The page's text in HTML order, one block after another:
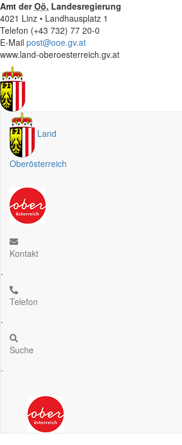
Amt derOö. Landesregierung
4021 Linz • Landhausplatz 1
Telefon (+43 732) 77 20-0
E-Mail post@ooe.gv.at
www.land-oberoesterreich.gv.at
Land
Oberösterreich
Kontakt
.
Telefon
.
Suche
.